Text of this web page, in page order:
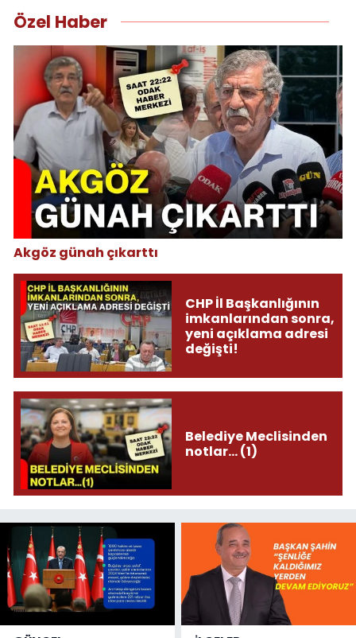
Özel Haber
Akgöz günah çıkarttı
CHP İl Başkanlığının
imkanlarından sonra,
yeni açıklama adresi
değişti!
Belediye Meclisinden
notlar... (1)